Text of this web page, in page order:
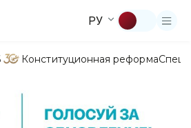
РУ
Конституционная реформа